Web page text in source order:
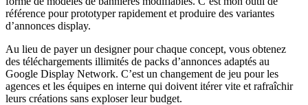
référence pour prototyper rapidement et produire des variantes
d’annonces display.
Au lieu de payer un designer pour chaque concept, vous obtenez
des téléchargements illimités de packs d’annonces adaptés au
Google Display Network. C’est un changement de jeu pour les
agences et les équipes en interne qui doivent itérer vite et rafraîchir
leurs créations sans exploser leur budget.